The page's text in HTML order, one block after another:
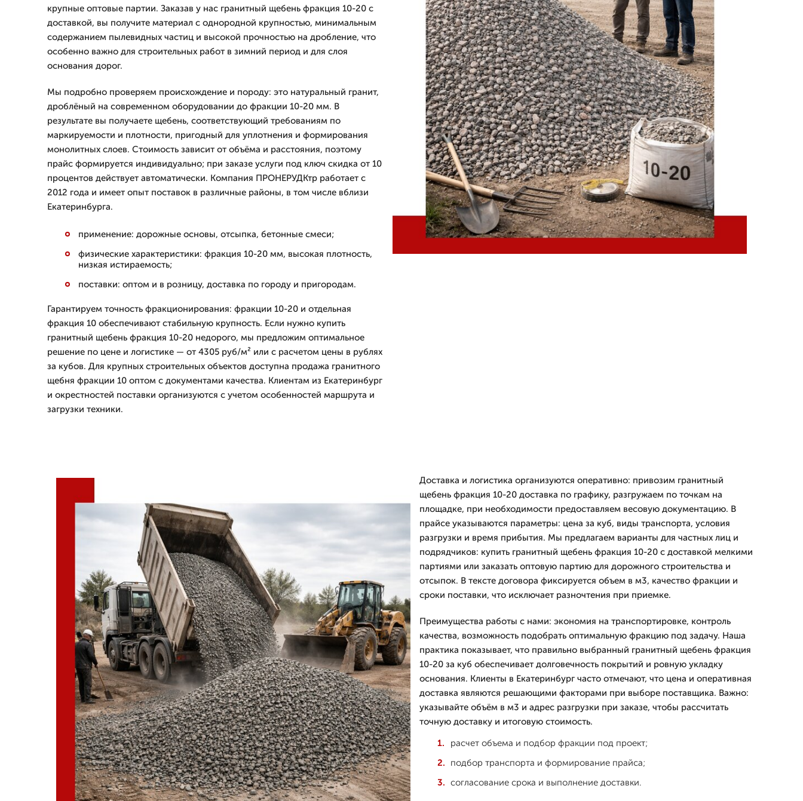
крупные оптовые партии. Заказав у нас гранитный щебень фракция 10-20 с
доставкой, вы получите материал с однородной крупностью, минимальным
содержанием пылевидных частиц и высокой прочностью на дробление, что
особенно важно для строительных работ в зимний период и для слоя
основания дорог.
Мы подробно проверяем происхождение и породу: это натуральный гранит,
дроблёный на современном оборудовании до фракции 10-20 мм. В
результате вы получаете щебень, соответствующий требованиям по
маркируемости и плотности, пригодный для уплотнения и формирования
монолитных слоев. Стоимость зависит от объёма и расстояния, поэтому
прайс формируется индивидуально; при заказе услуги под ключ скидка от 10
процентов действует автоматически. Компания ПРОНЕРУДКтр работает с
2012 года и имеет опыт поставок в различные районы, в том числе вблизи
Екатеринбурга.
применение: дорожные основы, отсыпка, бетонные смеси;
физические характеристики: фракция 10-20 мм, высокая плотность,
низкая истираемость;
поставки: оптом и в розницу, доставка по городу и пригородам.
Гарантируем точность фракционирования: фракции 10-20 и отдельная
фракция 10 обеспечивают стабильную крупность. Если нужно купить
гранитный щебень фракция 10-20 недорого, мы предложим оптимальное
решение по цене и логистике — от 4305 руб/м² или с расчетом цены в рублях
за кубов. Для крупных строительных объектов доступна продажа гранитного
щебня фракции 10 оптом с документами качества. Клиентам из Екатеринбург
и окрестностей поставки организуются с учетом особенностей маршрута и
загрузки техники.
Доставка и логистика организуются оперативно: привозим гранитный
щебень фракция 10-20 доставка по графику, разгружаем по точкам на
площадке, при необходимости предоставляем весовую документацию. В
прайсе указываются параметры: цена за куб, виды транспорта, условия
разгрузки и время прибытия. Мы предлагаем варианты для частных лиц и
подрядчиков: купить гранитный щебень фракция 10-20 с доставкой мелкими
партиями или заказать оптовую партию для дорожного строительства и
отсыпок. В тексте договора фиксируется объем в м3, качество фракции и
сроки поставки, что исключает разночтения при приемке.
Преимущества работы с нами: экономия на транспортировке, контроль
качества, возможность подобрать оптимальную фракцию под задачу. Наша
практика показывает, что правильно выбранный гранитный щебень фракция
10-20 за куб обеспечивает долговечность покрытий и ровную укладку
основания. Клиенты в Екатеринбург часто отмечают, что цена и оперативная
доставка являются решающими факторами при выборе поставщика. Важно:
указывайте объём в м3 и адрес разгрузки при заказе, чтобы рассчитать
точную доставку и итоговую стоимость.
расчет объема и подбор фракции под проект;
подбор транспорта и формирование прайса;
согласование срока и выполнение доставки.